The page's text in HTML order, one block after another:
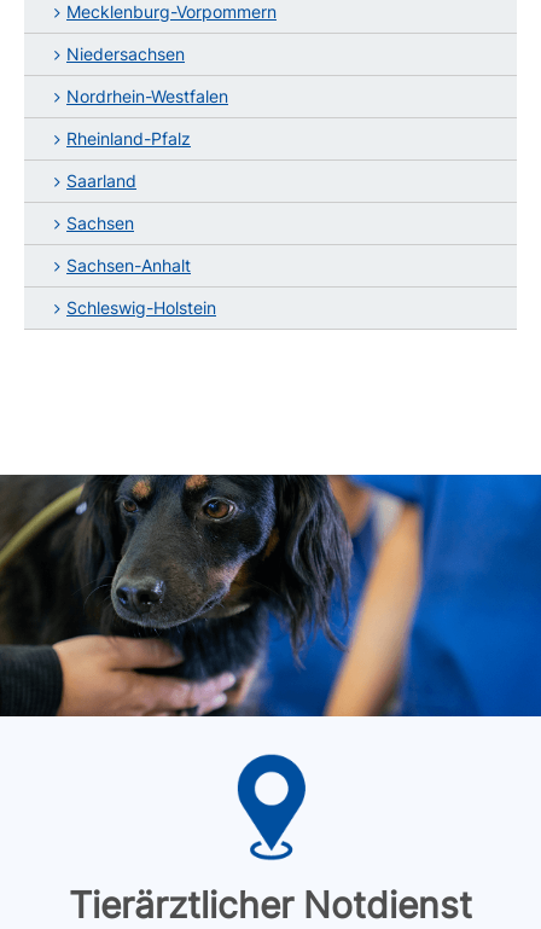
Mecklenburg-Vorpommern
Niedersachsen
Nordrhein-Westfalen
Rheinland-Pfalz
Saarland
Sachsen
Sachsen-Anhalt
Schleswig-Holstein
Tierärztlicher Notdienst